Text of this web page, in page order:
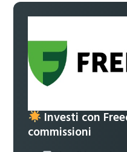
Investi con
commissioni